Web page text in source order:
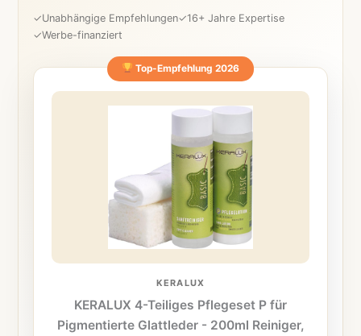
✓Unabhängige Empfehlungen✓16+ Jahre Expertise
✓Werbe-finanziert
Top-Empfehlung 2026
KERALUX
KERALUX 4-Teiliges Pflegeset P für
Pigmentierte Glattleder - 200ml Reiniger,